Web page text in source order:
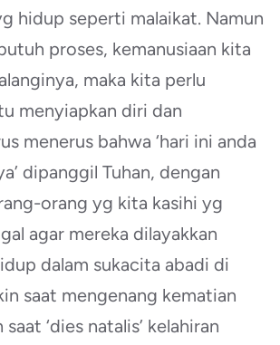
hidup seperti malaikat. Namun
proses, kemanusiaan kita
maka kita perlu
menyiapkan diri dan
menerus bahwa ‘hari ini anda
dipanggil Tuhan, dengan
orang yg kita kasihi yg
agar mereka dilayakkan
dalam sukacita abadi di
saat mengenang kematian
‘dies natalis’ kelahiran